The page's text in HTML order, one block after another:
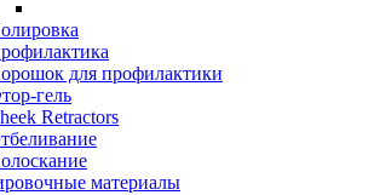
для профилактики
гель
Retractors
материалы